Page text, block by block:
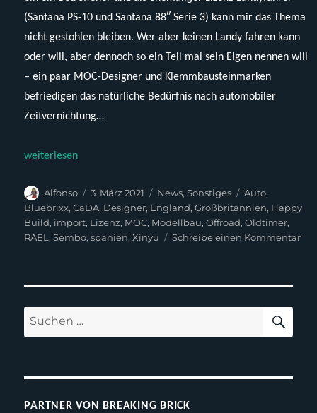
(Santana PS-10 und Santana 88″ Serie 3) kann mir das Thema
nicht gestohlen bleiben. Wer aber keinen Landy fahren kann
oder will, aber dennoch so ein Teil mal sein Eigen nennen will
– ein paar MOC-Designer und Klemmbausteinmarken
befriedigen das natürliche Bedürfnis nach automobiler
Zeitvernichtung…
„Land Rover Series & Defender (alt) & Bricks“
weiterlesen
Autor
Alfonso
Veröffentlicht
am
3. März 2021 Kategorien
News,Sonstiges Schlagwörter
Auto,
Bluebrixx,CaDA, Designer, England,Großbritannien, Happy
Build, import, Lizenz, MOC, Modellbau,Offroad,Oldtimer,
RAEL,Sembo,spanien,Xinyu Schreibe einen Kommentarzu
Suchen
nach:
PARTNER VON BREAKING BRICK